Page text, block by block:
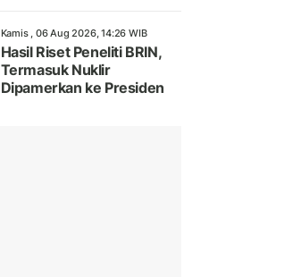
Kamis , 06 Aug 2026, 14:26 WIB
Hasil Riset Peneliti BRIN,
Termasuk Nuklir
Dipamerkan ke Presiden